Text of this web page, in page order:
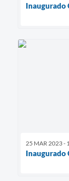
Inaugurado
25 MAR 2023 -
Inaugurado